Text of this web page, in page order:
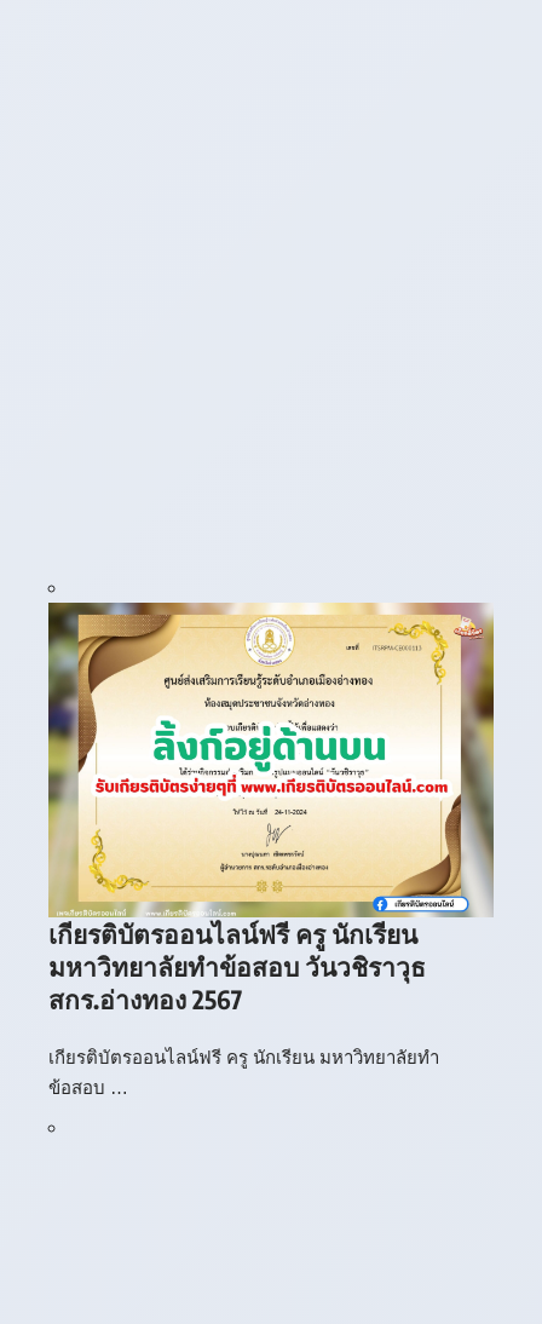
เกียรติบัตรออนไลน์ฟรี ครู นักเรียน
มหาวิทยาลัยทำข้อสอบ วันวชิราวุธ
สกร.อ่างทอง 2567
เกียรติบัตรออนไลน์ฟรี ครู นักเรียน มหาวิทยาลัยทำ
ข้อสอบ …